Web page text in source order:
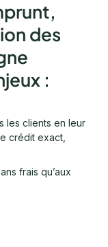
des
:
les clients en leur
crédit exact,
frais qu’aux